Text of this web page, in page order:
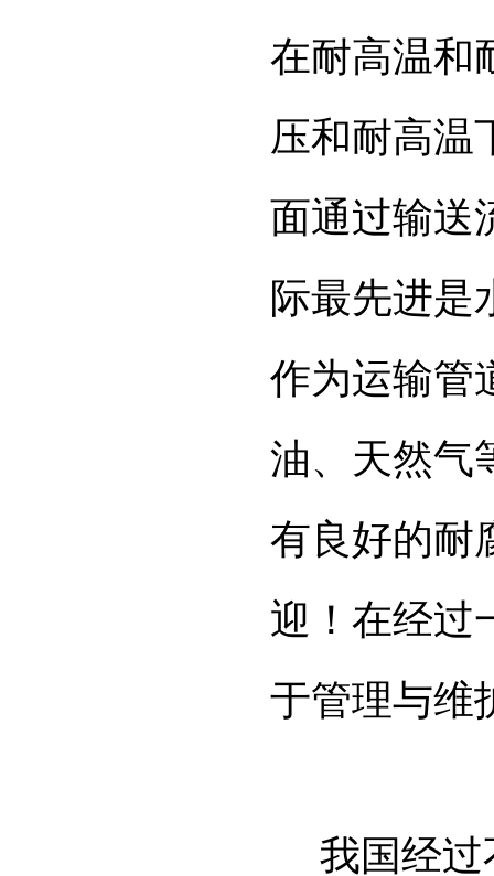
在耐高温和
压和耐高温
面通过输送
际最先进是
作为运输管
油、天然气
有良好的耐
迎！在经过
于管理与维
我国经过